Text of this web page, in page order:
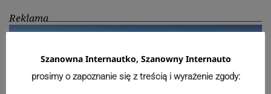
Reklama
Szanowna Internautko, Szanowny Internauto
prosimy o zapoznanie się z treścią i wyrażenie zgody: